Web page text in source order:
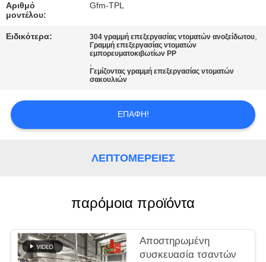
ΜΑΣ
ΕΛΆΤΕ
ΕΙΔΉΣΕΙΣ
ΠΕΡΙΠΤΏΣΕΙΣ
ΖΗΤΉΣΤΕ
ΑΠΌΣΠΑΣΜΑ
Αριθμό
μοντέλου:
Gfm-TPL
Ειδικότερα: 304 γραμμή επεξεργασίας ντοματών ανοξείδωτου,
Γραμμή επεξεργασίας ντοματών
εμπορευματοκιβωτίων PP
,
Γεμίζοντας γραμμή επεξεργασίας ντοματών
σακουλιών
ΕΠΑΦΉ!
ΛΕΠΤΟΜΈΡΕΙΕΣ
παρόμοια προϊόντα
Αποστηρωμένη
συσκευασία τσαντών